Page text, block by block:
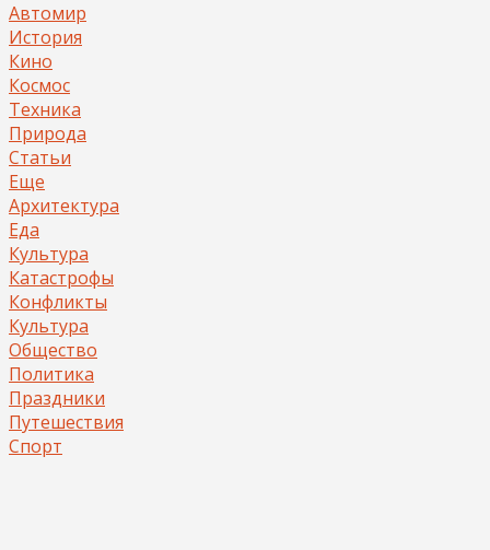
Автомир
История
Кино
Космос
Техника
Природа
Статьи
Еще
Архитектура
Еда
Культура
Катастрофы
Конфликты
Культура
Общество
Политика
Праздники
Путешествия
Спорт